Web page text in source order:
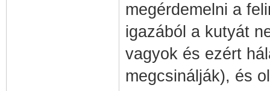
megérdemelni a
igazából a kutyát
vagyok és ezért
megcsinálják), és